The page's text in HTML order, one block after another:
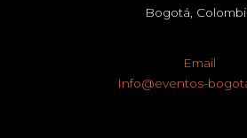
Bogotá,
Email
Info@eventos-